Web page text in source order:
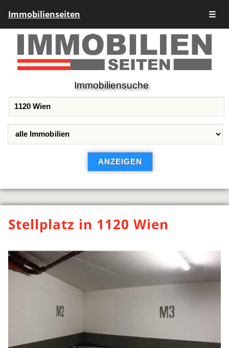
Immobilienseiten ☰
Immobiliensuche
Stellplatz in 1120 Wien